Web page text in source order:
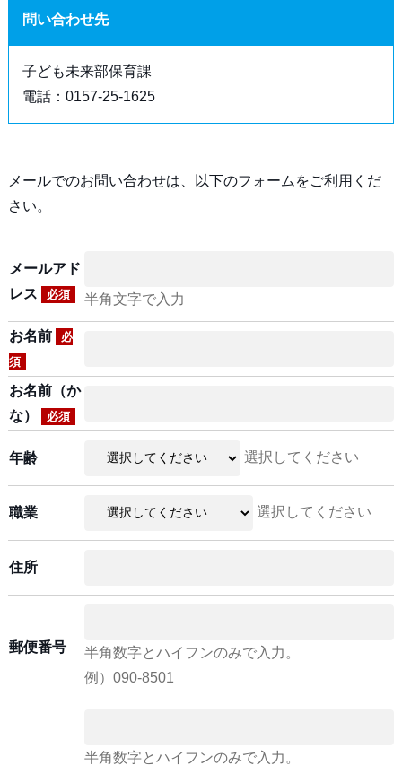
問い合わせ先
子ども未来部保育課
電話：0157-25-1625
メールでのお問い合わせは、以下のフォームをご利用くだ
さい。
メールアド
レス
必須 半角文字で入力
お名前
必
須
お名前（か
な）
必須
年齢 選択してください
職業 選択してください
住所
郵便番号
半角数字とハイフンのみで入力。
例）090-8501
半角数字とハイフンのみで入力。